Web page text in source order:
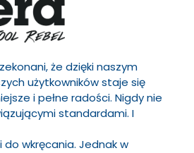
że dzięki naszym
użytkowników staje się
i pełne radości. Nigdy nie
standardami. I
wkręcania. Jednak w